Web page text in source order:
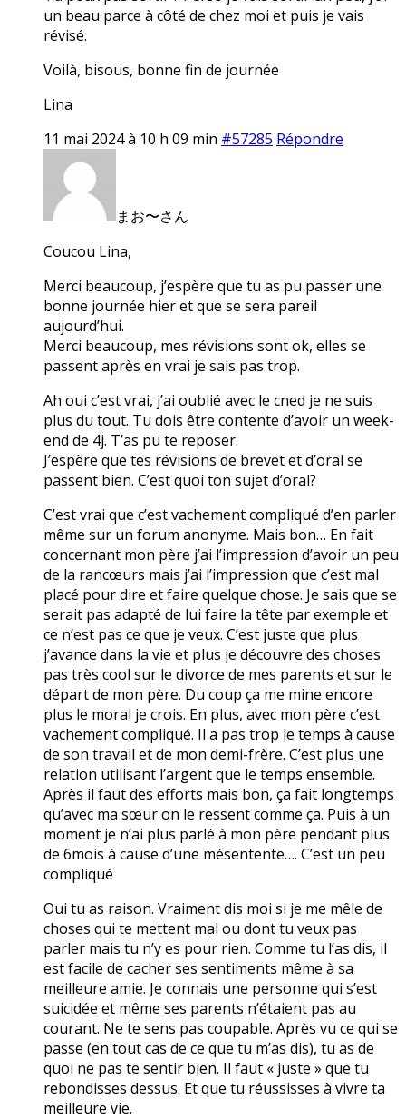
un beau parce à côté de chez moi et puis je vais
révisé.
Voilà, bisous, bonne fin de journée
Lina
11 mai 2024 à 10 h 09 min #57285 Répondre
まお〜さん
Coucou Lina,
Merci beaucoup, j’espère que tu as pu passer une
bonne journée hier et que se sera pareil
aujourd’hui.
Merci beaucoup, mes révisions sont ok, elles se
passent après en vrai je sais pas trop.
Ah oui c’est vrai, j’ai oublié avec le cned je ne suis
plus du tout. Tu dois être contente d’avoir un week-
end de 4j. T’as pu te reposer.
J’espère que tes révisions de brevet et d’oral se
passent bien. C’est quoi ton sujet d’oral?
C’est vrai que c’est vachement compliqué d’en parler
même sur un forum anonyme. Mais bon… En fait
concernant mon père j’ai l’impression d’avoir un peu
de la rancœurs mais j’ai l’impression que c’est mal
placé pour dire et faire quelque chose. Je sais que se
serait pas adapté de lui faire la tête par exemple et
ce n’est pas ce que je veux. C’est juste que plus
j’avance dans la vie et plus je découvre des choses
pas très cool sur le divorce de mes parents et sur le
départ de mon père. Du coup ça me mine encore
plus le moral je crois. En plus, avec mon père c’est
vachement compliqué. Il a pas trop le temps à cause
de son travail et de mon demi-frère. C’est plus une
relation utilisant l’argent que le temps ensemble.
Après il faut des efforts mais bon, ça fait longtemps
qu’avec ma sœur on le ressent comme ça. Puis à un
moment je n’ai plus parlé à mon père pendant plus
de 6mois à cause d’une mésentente…. C’est un peu
compliqué
Oui tu as raison. Vraiment dis moi si je me mêle de
choses qui te mettent mal ou dont tu veux pas
parler mais tu n’y es pour rien. Comme tu l’as dis, il
est facile de cacher ses sentiments même à sa
meilleure amie. Je connais une personne qui s’est
suicidée et même ses parents n’étaient pas au
courant. Ne te sens pas coupable. Après vu ce qui se
passe (en tout cas de ce que tu m’as dis), tu as de
quoi ne pas te sentir bien. Il faut « juste » que tu
rebondisses dessus. Et que tu réussisses à vivre ta
meilleure vie.